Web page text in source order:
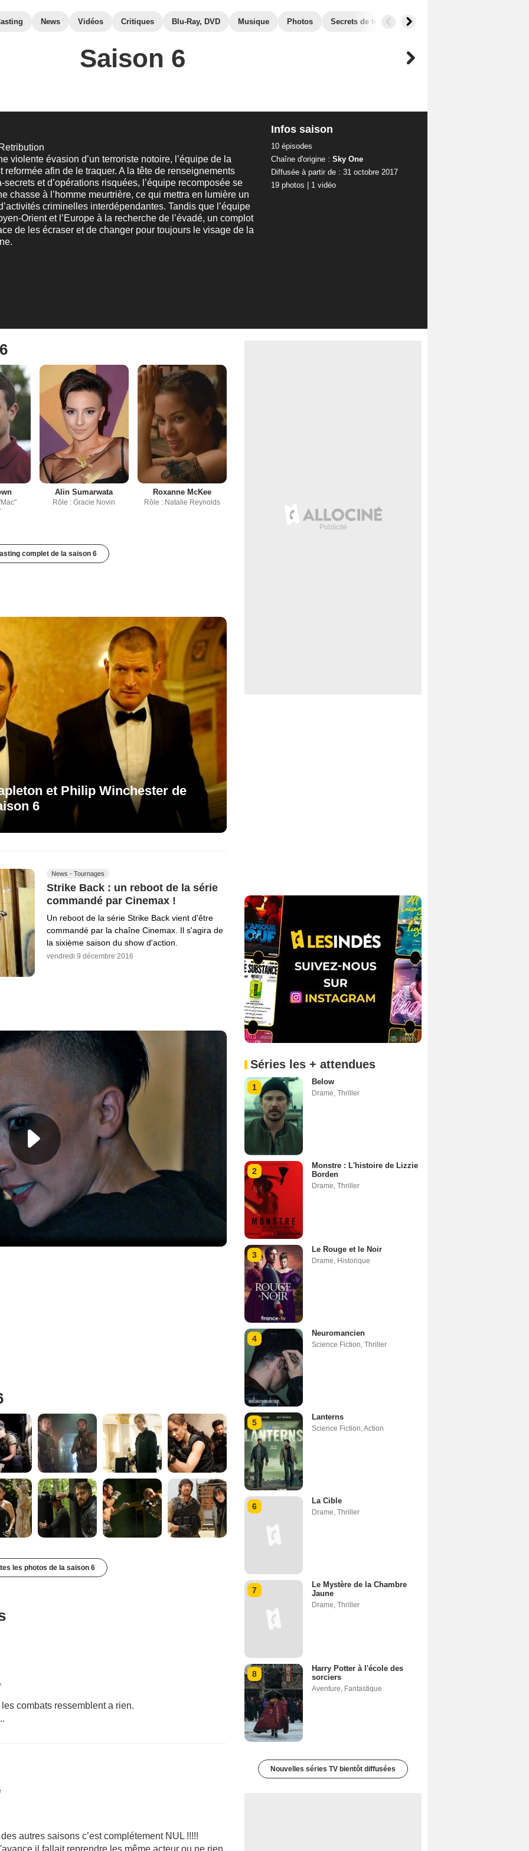
News Vidéos Critiques Blu-Ray, DVD Musique Photos Secrets de tournage
Saison 6
violente évasion d’un terroriste notoire, l’équipe de la
reformée afin de le traquer. A la tête de renseignements
secrets et d’opérations risquées, l’équipe recomposée se
chasse à l’homme meurtrière, ce qui mettra en lumière un
criminelles interdépendantes. Tandis que l’équipe
Orient et l’Europe à la recherche de l’évadé, un complot
de les écraser et de changer pour toujours le visage de la
Infos saison
10 épisodes
Chaîne d'origine : Sky One
Diffusée à partir de : 31 octobre 2017
19 photos
1 vidéo
Alin Sumarwata
Rôle : Gracie Novin
Roxanne McKee
Rôle : Natalie Reynolds
complet de la saison 6
et Philip Winchester de
6
News - Tournages
Strike Back : un reboot de la série
commandé par Cinemax !
Un reboot de la série Strike Back vient d'être
commandé par la chaîne Cinemax. Il s'agira de
la sixième saison du show d'action.
vendredi 9 décembre 2016
les photos de la saison 6
combats ressemblent a rien.
autres saisons c’est complétement NUL !!!!!
il fallait reprendre les même acteur ou ne rien
Séries les + attendues
1
Below
Drame Thriller
2
Monstre : L'histoire de Lizzie
Borden
Drame Thriller
3
Le Rouge et le Noir
Drame Historique
4
Neuromancien
Science Fiction Thriller
5
Lanterns
Science Fiction Action
6
La Cible
Drame Thriller
7
Le Mystère de la Chambre
Jaune
Drame Thriller
8
Harry Potter à l'école des
sorciers
Aventure Fantastique
Nouvelles séries TV bientôt diffusées